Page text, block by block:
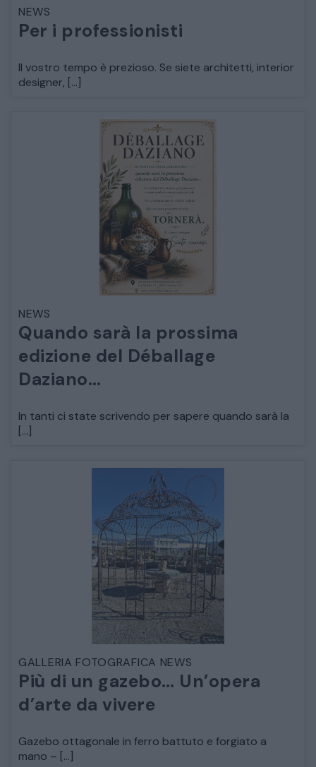
COMÒ E COMODINI
TAVOLI TAVOLINI CONSOLE
SEDIE POLTRONE DIVANI
CREDENZE – DOPPI CORPI – BUFFET
SALE DA PRANZO – STUDIO UFFICIO
ARREDO DA GIARDINO
DECORAZIONI OGGETTISTICA ILLUMINAZIONE
MATERIALI E STRUTTURE
MODERNARIATO
STILI ED ESPOSIZIONE
STRUMENTI MUSICALI
VEICOLI D’EPOCA
NEWS
Per i professionisti
Il vostro tempo è prezioso. Se siete architetti, interior
designer, […]
NEWS
Quando sarà la prossima
edizione del Déballage
Daziano…
In tanti ci state scrivendo per sapere quando sarà la
[…]
GALLERIA FOTOGRAFICA NEWS
Più di un gazebo… Un’opera
d’arte da vivere
Gazebo ottagonale in ferro battuto e forgiato a
mano – […]